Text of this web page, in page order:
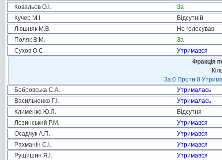
Ковальов О.І.
За
Кучер М.І.
Відсутній
Люшняк М.В.
Не голосував
Поляк В.М.
За
Сухов О.С.
Утримався
Фракція
За:0 Проти:0
Бобровська С.А.
Утрималась
Васильченко Г.І.
Утрималась
Клименко Ю.Л.
Відсутня
Лозинський Р.М.
Утримався
Осадчук А.П.
Утримався
Рахманін С.І.
Утримався
Рущишин Я.І.
Утримався